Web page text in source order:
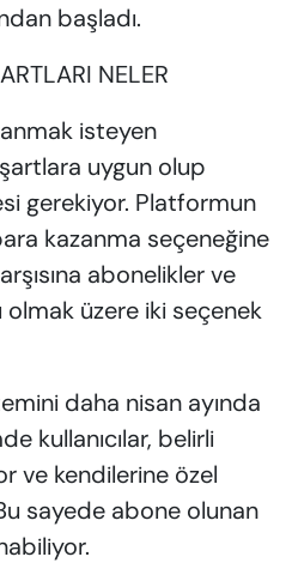
başladı.
NELER
isteyen
şartlara uygun olup
gerekiyor. Platformun
kazanma seçeneğine
abonelikler ve
olmak üzere iki seçenek
daha nisan ayında
kullanıcılar, belirli
ve kendilerine özel
sayede abone olunan